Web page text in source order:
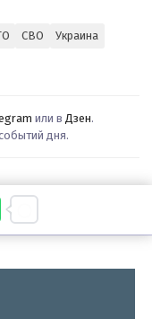
СВО Украина
или в Дзен.
дня.